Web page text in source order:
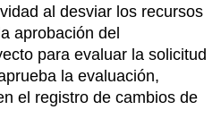
al desviar los recursos
aprobación del
para evaluar la solicitud
la evaluación,
el registro de cambios de